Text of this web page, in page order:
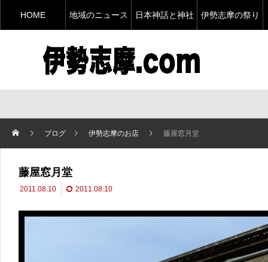
HOME 地域のニュース 日本神話と神社 伊勢志摩の祭り
ブログ 伊勢志摩のお店 藤屋窓月堂
藤屋窓月堂
2011.08.10 2011.08.10